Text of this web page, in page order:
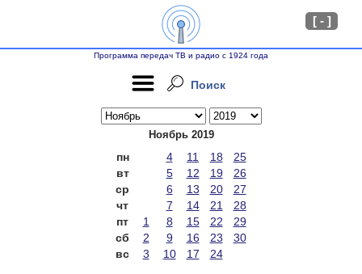
Программа передач ТВ и радио с 1924 года
Поиск
Ноябрь 2019
пн 4 11 18
25
вт
5 12 19
26
ср
6 13 20
27
чт
7 14 21
28
пт
1 8 15 22
29
сб
2 9 16 23
30
вс
3 10 17 24
[ - ]